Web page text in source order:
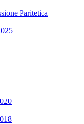
Paritetica